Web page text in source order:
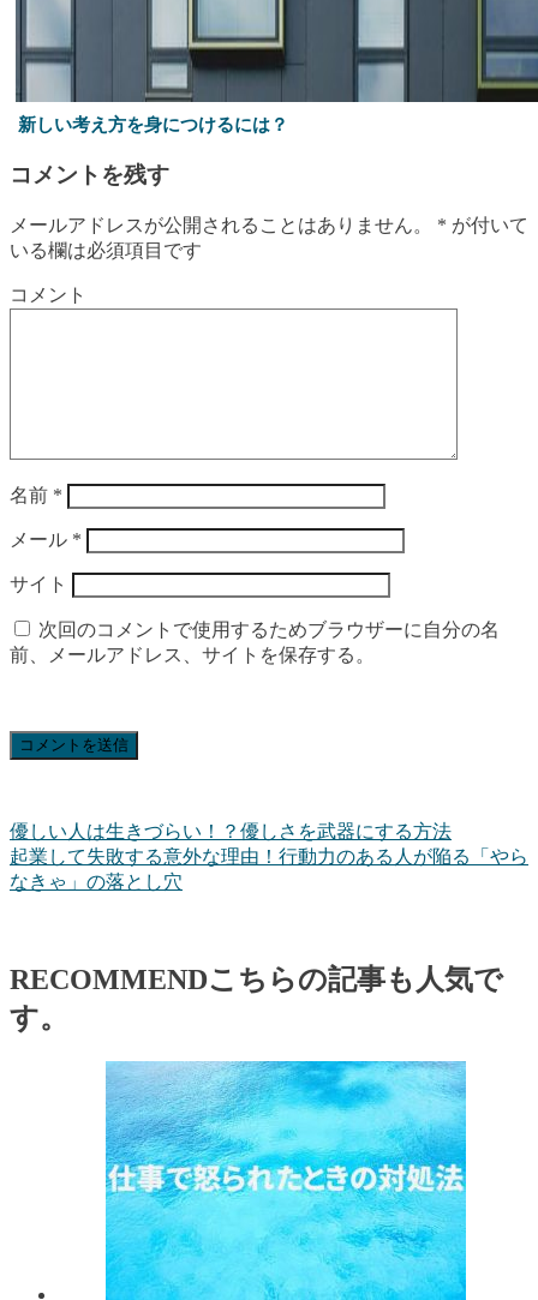
新しい考え方を身につけるには？
コメントを残す
メールアドレスが公開されることはありません。 * が付いて
いる欄は必須項目です
コメント
名前 *
メール *
サイト
次回のコメントで使用するためブラウザーに自分の名
前、メールアドレス、サイトを保存する。
優しい人は生きづらい！？優しさを武器にする方法
起業して失敗する意外な理由！行動力のある人が陥る「やら
なきゃ」の落とし穴
RECOMMENDこちらの記事も人気で
す。